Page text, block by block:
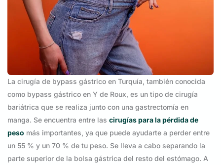
La cirugía de bypass gástrico en Turquía, también conocida
como bypass gástrico en Y de Roux, es un tipo de cirugía
bariátrica que se realiza junto con una gastrectomía en
manga. Se encuentra entre las cirugías para la pérdida de
peso más importantes, ya que puede ayudarte a perder entre
un 55 % y un 70 % de tu peso. Se lleva a cabo separando la
parte superior de la bolsa gástrica del resto del estómago. A